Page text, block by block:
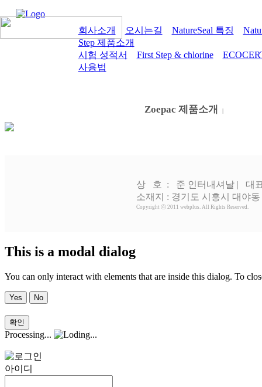
회사소개 오시는길 NatureSeal 특징
Step 제품소개
시험 성적서
First Step & chlorine
사용법
Zoepac 제품소개 |
상 호 : 준 인터내셔날 | 대
소재지 : 경기도 시흥시 대야동
Copyright ⓒ 2011 webplus. All Rights Reserved.
This is a modal dialog
You can only interact with elements that are inside this dialog. To
Yes No
확인
Processing...
아이디